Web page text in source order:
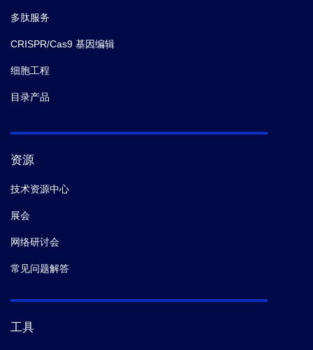
多肽服务
CRISPR/Cas9 基因编辑
细胞工程
目录产品
资源
技术资源中心
展会
网络研讨会
常见问题解答
工具